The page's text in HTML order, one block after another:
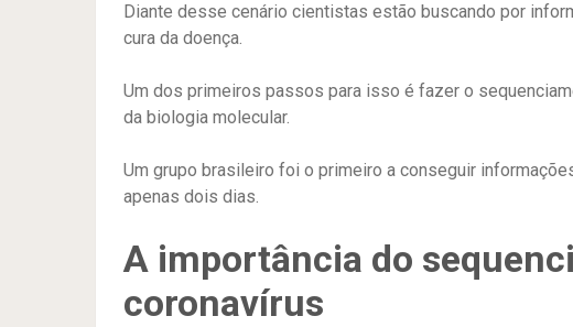
Diante desse cenário cientistas estão buscando por
cura da doença.
Um dos primeiros passos para isso é fazer o
da biologia molecular.
Um grupo brasileiro foi o primeiro a conseguir
apenas dois dias.
A importância do
coronavírus